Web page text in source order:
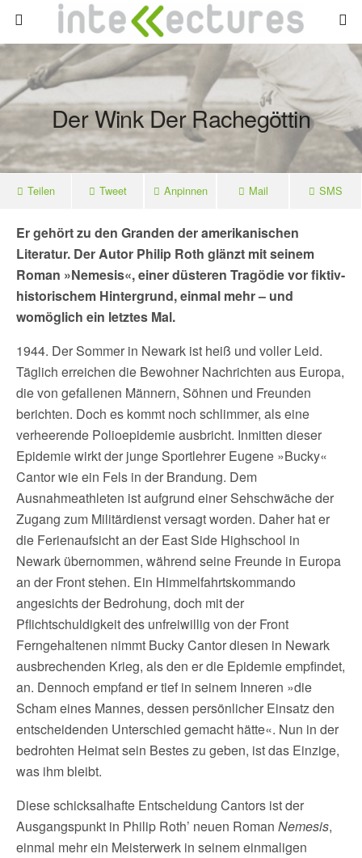
Der Wink Der Rachegöttin
Teilen Tweet Anpinnen Mail SMS
Er gehört zu den Granden der amerikanischen
Literatur. Der Autor Philip Roth glänzt mit seinem
Roman »Nemesis«, einer düsteren Tragödie vor fiktiv-
historischem Hintergrund, einmal mehr – und
womöglich ein letztes Mal.
1944. Der Sommer in Newark ist heiß und voller Leid.
Täglich erreichen die Bewohner Nachrichten aus Europa,
die von gefallenen Männern, Söhnen und Freunden
berichten. Doch es kommt noch schlimmer, als eine
verheerende Polioepidemie ausbricht. Inmitten dieser
Epidemie wirkt der junge Sportlehrer Eugene »Bucky«
Cantor wie ein Fels in der Brandung. Dem
Ausnahmeathleten ist aufgrund einer Sehschwäche der
Zugang zum Militärdienst versagt worden. Daher hat er
die Ferienaufsicht an der East Side Highschool in
Newark übernommen, während seine Freunde in Europa
an der Front stehen. Ein Himmelfahrtskommando
angesichts der Bedrohung, doch mit der
Pflichtschuldigkeit des unfreiwillig von der Front
Ferngehaltenen nimmt Bucky Cantor diesen in Newark
ausbrechenden Krieg, als den er die Epidemie empfindet,
an. Dennoch empfand er tief in seinem Inneren »die
Scham eines Mannes, dessen persönlicher Einsatz den
entscheidenden Unterschied gemacht hätte«. Nun in der
bedrohten Heimat sein Bestes zu geben, ist das Einzige,
was ihm bleibt.
Diese schicksalhafte Entscheidung Cantors ist der
Ausgangspunkt in Philip Roth’ neuen Roman Nemesis,
einmal mehr ein Meisterwerk in seinem einmaligen